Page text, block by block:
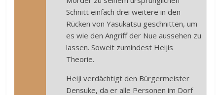
Schnitt einfach drei weitere in den
Rücken von Yasukatsu geschnitten, um
es wie den Angriff der Nue aussehen zu
lassen. Soweit zumindest Heijis
Theorie.
Heiji verdächtigt den Bürgermeister
Densuke, da er alle Personen im Dorf